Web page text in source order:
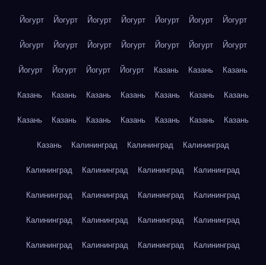
Йогурт Йогурт Йогурт Йогурт Йогурт Йогурт Йогурт
Йогурт Йогурт Йогурт Йогурт Йогурт Йогурт Йогурт
Йогурт Йогурт Йогурт Йогурт Казань Казань Казань
Казань Казань Казань Казань Казань Казань Казань
Казань Казань Казань Казань Казань Казань Казань
Казань Калининград Калининград Калининград
Калининград Калининград Калининград Калининград
Калининград Калининград Калининград Калининград
Калининград Калининград Калининград Калининград
Калининград Калининград Калининград Калининград